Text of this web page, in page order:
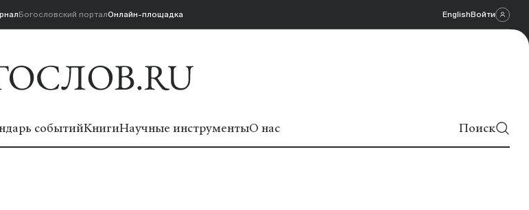
Богословский порталОнлайн-площадка EnglishВойти
событийКнигиНаучные инструментыО нас Поиск